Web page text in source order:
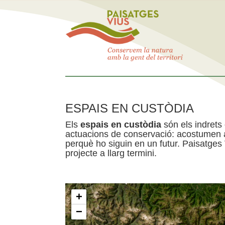
ESPAIS EN CUSTÒDIA
Els espais en custòdia són els indrets
actuacions de conservació:
perquè ho siguin en un futur.
projecte a llarg termini.
+
−